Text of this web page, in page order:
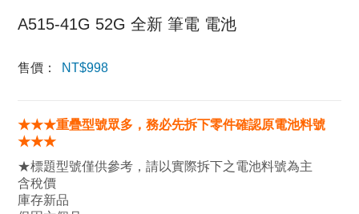
A515-41G 52G 全新 筆電 電池
售價： NT$998
★★★重疊型號眾多，務必先拆下零件確認原電池料號
★★★
★標題型號僅供參考，請以實際拆下之電池料號為主
含稅價
庫存新品